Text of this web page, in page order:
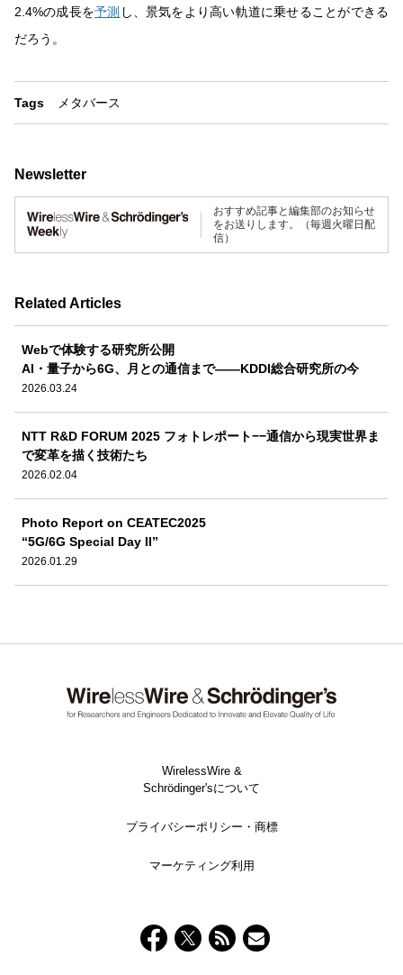
2.4%の成長を予測 し、景気をより高い軌道に乗せることができる
だろう。
Tags メタバース
Newsletter
おすすめ記事と編集部のお知らせ
をお送りします。（毎週火曜日配
信）
Related Articles
Webで体験する研究所公開
AI・量子から6G、月との通信まで――KDDI総合研究所の今
2026.03.24
NTT R&D FORUM 2025 フォトレポート−−通信から現実世界ま
で変革を描く技術たち
2026.02.04
Photo Report on CEATEC2025
“5G/6G Special Day II”
2026.01.29
WirelessWire &
Schrödinger'sについて
プライバシーポリシー・商標
マーケティング利用